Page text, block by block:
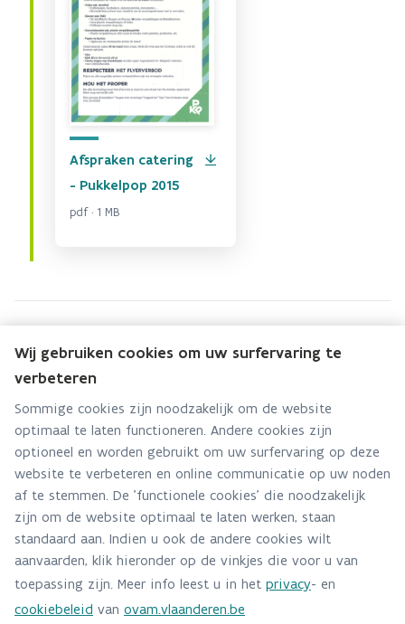
Afspraken catering
- Pukkelpop 2015
pdf · 1 MB
Groen Event
Hebt u een vraag voor dit team? Stel ze hier:
Via contact formulier
Alle contactgegevens
Adres
Stationsstraat 110
2800 Mechelen
Route en bereikbaarheid
Wij gebruiken cookies om uw surfervaring te
verbeteren
Sommige cookies zijn noodzakelijk om de website
optimaal te laten functioneren. Andere cookies zijn
optioneel en worden gebruikt om uw surfervaring op deze
website te verbeteren en online communicatie op uw noden
af te stemmen. De 'functionele cookies' die noodzakelijk
zijn om de website optimaal te laten werken, staan
standaard aan. Indien u ook de andere cookies wilt
aanvaarden, klik hieronder op de vinkjes die voor u van
toepassing zijn. Meer info leest u in het privacy- en
cookiebeleid van ovam.vlaanderen.be